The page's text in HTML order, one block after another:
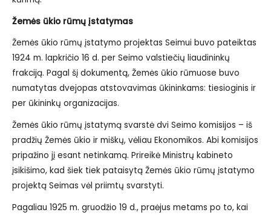
Žemės ūkio rūmų įstatymas
Žemės ūkio rūmų įstatymo projektas Seimui buvo pateiktas
1924 m. lapkričio 16 d. per Seimo valstiečių liaudininkų
frakciją. Pagal šį dokumentą, Žemės ūkio rūmuose buvo
numatytas dvejopas atstovavimas ūkininkams: tiesioginis ir
per ūkininkų organizacijas.
Žemės ūkio rūmų įstatymą svarstė dvi Seimo komisijos – iš
pradžių Žemės ūkio ir miškų, vėliau Ekonomikos. Abi komisijos
pripažino jį esant netinkamą. Prireikė Ministrų kabineto
įsikišimo, kad šiek tiek pataisytą Žemės ūkio rūmų įstatymo
projektą Seimas vėl priimtų svarstyti.
Pagaliau 1925 m. gruodžio 19 d., praėjus metams po to, kai